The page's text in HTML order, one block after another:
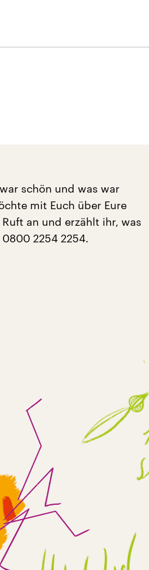
schön und was war
mit Euch über Eure
an und erzählt ihr, was
2254 2254.